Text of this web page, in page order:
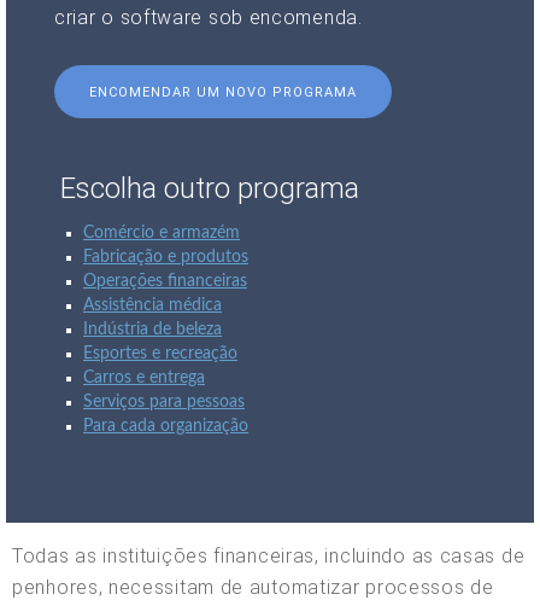
criar o software sob encomenda.
ENCOMENDAR UM NOVO PROGRAMA
Escolha outro programa
Comércio e armazém
Fabricação e produtos
Operações financeiras
Assistência médica
Indústria de beleza
Esportes e recreação
Carros e entrega
Serviços para pessoas
Para cada organização
Todas as instituições financeiras, incluindo as casas de
penhores, necessitam de automatizar processos de